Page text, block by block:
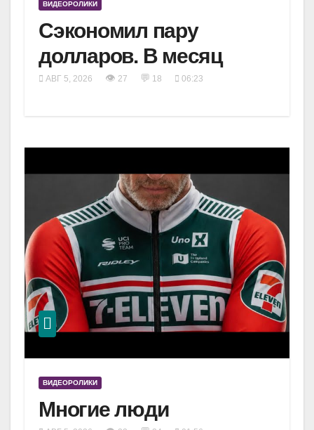
ВИДЕОРОЛИКИ
Сэкономил пару
долларов. В месяц
АВГ 5, 2026 👁 27 💬 18 06:23
ВИДЕОРОЛИКИ
Многие люди